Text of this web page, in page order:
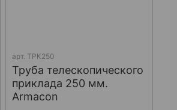
арт. ТРК250
Труба телескопического
приклада 250 мм.
Armacon